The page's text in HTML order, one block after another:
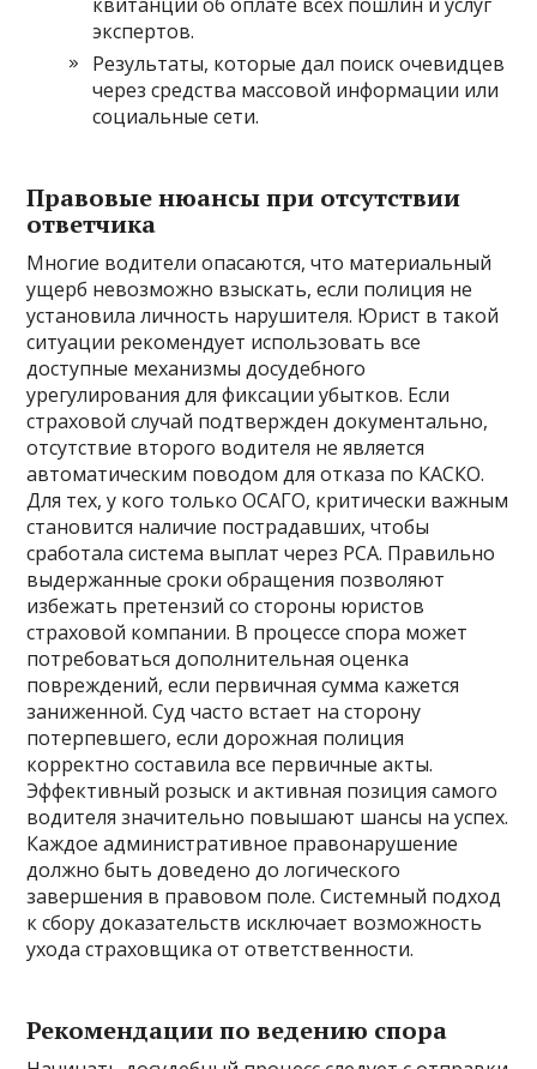
экспертов.
Результаты, которые дал поиск очевидцев
через средства массовой информации или
социальные сети.
Правовые нюансы при отсутствии
ответчика
Многие водители опасаются, что материальный
ущерб невозможно взыскать, если полиция не
установила личность нарушителя. Юрист в такой
ситуации рекомендует использовать все
доступные механизмы досудебного
урегулирования для фиксации убытков. Если
страховой случай подтвержден документально,
отсутствие второго водителя не является
автоматическим поводом для отказа по КАСКО.
Для тех, у кого только ОСАГО, критически важным
становится наличие пострадавших, чтобы
сработала система выплат через РСА. Правильно
выдержанные сроки обращения позволяют
избежать претензий со стороны юристов
страховой компании. В процессе спора может
потребоваться дополнительная оценка
повреждений, если первичная сумма кажется
заниженной. Суд часто встает на сторону
потерпевшего, если дорожная полиция
корректно составила все первичные акты.
Эффективный розыск и активная позиция самого
водителя значительно повышают шансы на успех.
Каждое административное правонарушение
должно быть доведено до логического
завершения в правовом поле. Системный подход
к сбору доказательств исключает возможность
ухода страховщика от ответственности.
Рекомендации по ведению спора